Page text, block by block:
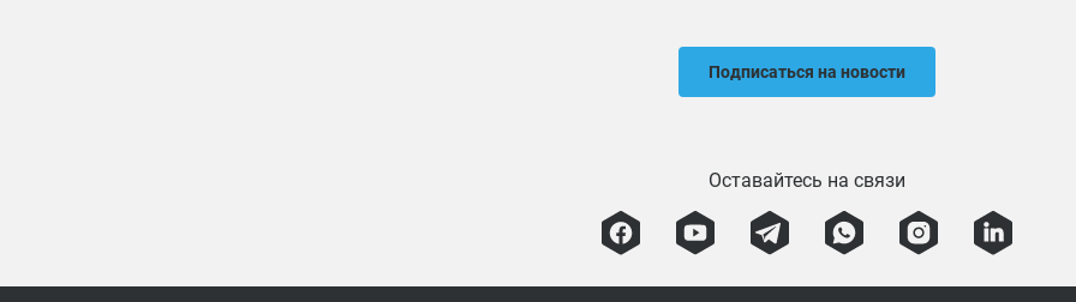
Подписаться на новости
Оставайтесь на связи